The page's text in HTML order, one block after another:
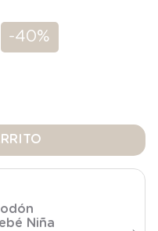
-40%
Niña